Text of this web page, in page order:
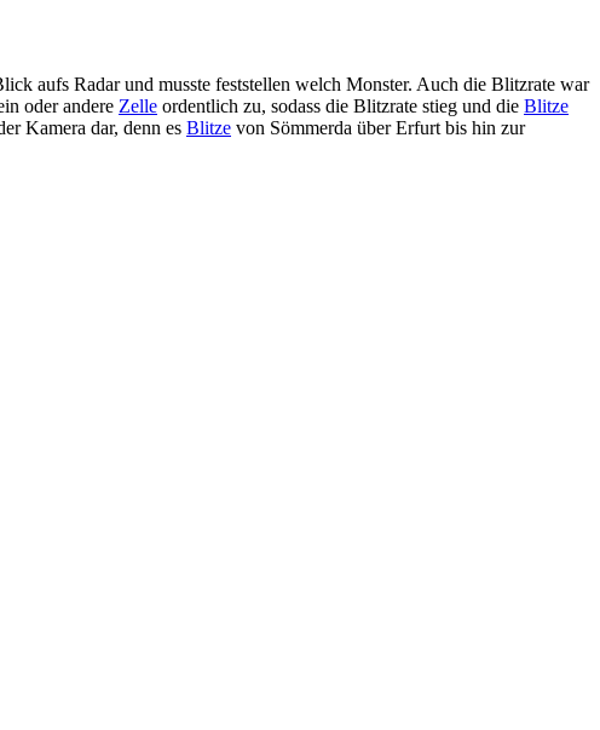
aufs Radar und musste feststellen welch Monster. Auch die Blitzrate war
oder andere Zelle ordentlich zu, sodass die Blitzrate stieg und die Blitze
Kamera dar, denn es Blitze von Sömmerda über Erfurt bis hin zur